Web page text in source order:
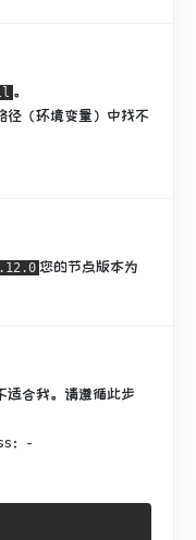
。
径（环境变量）中找不
您的节点版本为
合我。 请遵循此步
：-